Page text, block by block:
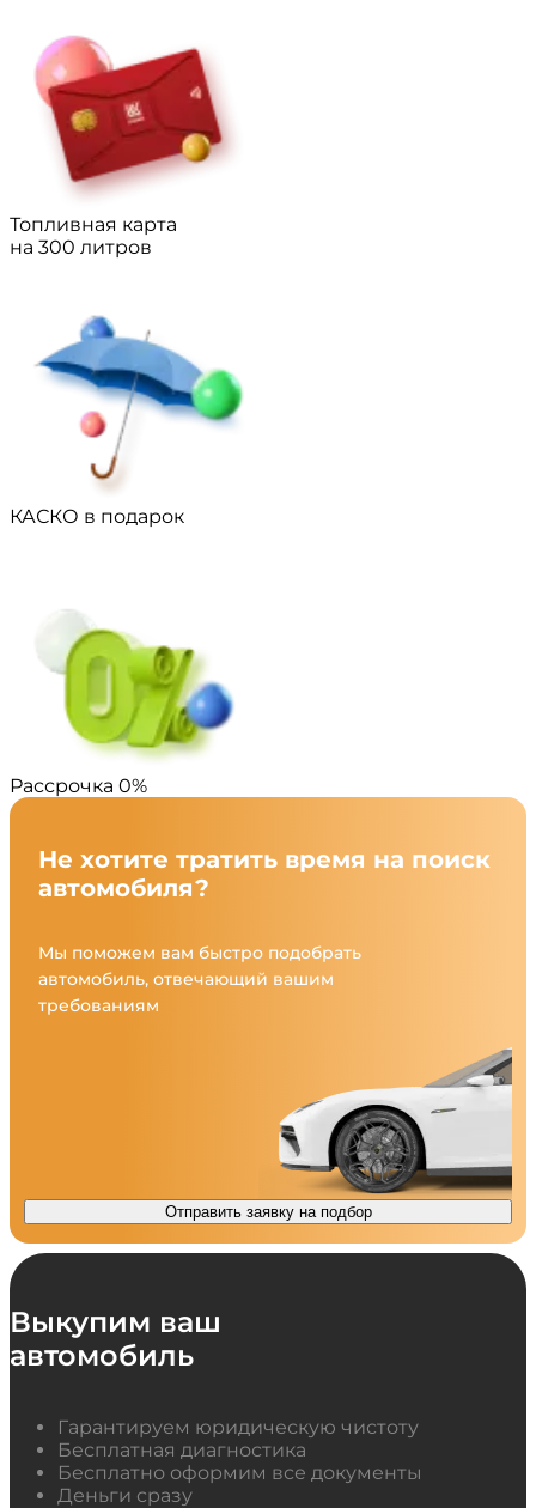
Топливная карта
на 300 литров
КАСКО в подарок
Рассрочка 0%
Не хотите тратить время на поиск
автомобиля?
Мы поможем вам быстро подобрать
автомобиль, отвечающий вашим
требованиям
Отправить заявку на подбор
Выкупим ваш
автомобиль
Гарантируем юридическую чистоту
Бесплатная диагностика
Бесплатно оформим все документы
Деньги сразу